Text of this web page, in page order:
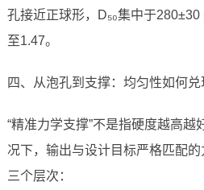
孔接近正球形，D₅₀集中于
至1.47。
四、从泡孔到支撑：均匀性如何兑
“精准力学支撑”不是指硬度越高越
况下，输出与设计目标严格匹配
三个层次：